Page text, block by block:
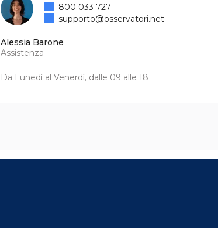
Alessia Barone
Assistenza
Da Lunedì al Venerdì, dalle 09 alle 18
800 033 727
supporto@osservatori.net